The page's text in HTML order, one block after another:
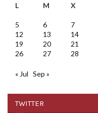
L
M X
5
6 7
12
13 14
19
20 21
26
27 28
« Jul Sep »
TWITTER